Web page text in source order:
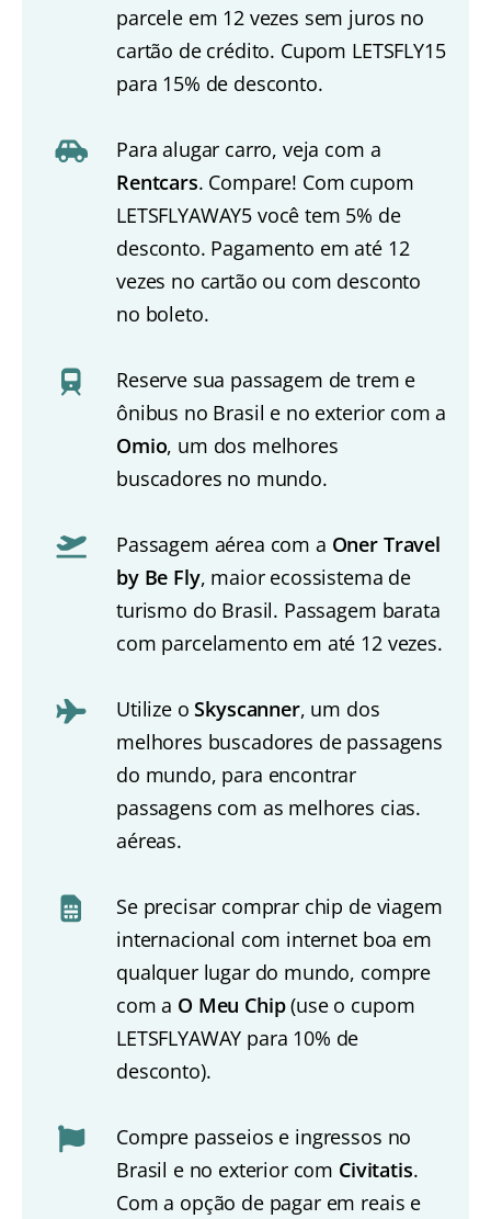
parcele em 12 vezes sem juros no
cartão de crédito. Cupom LETSFLY15
para 15% de desconto.
Para alugar carro, veja com a
Rentcars. Compare! Com cupom
LETSFLYAWAY5 você tem 5% de
desconto. Pagamento em até 12
vezes no cartão ou com desconto
no boleto.
Reserve sua passagem de trem e
ônibus no Brasil e no exterior com a
Omio, um dos melhores
buscadores no mundo.
Passagem aérea com a Oner Travel
by Be Fly, maior ecossistema de
turismo do Brasil. Passagem barata
com parcelamento em até 12 vezes.
Utilize oSkyscanner, um dos
melhores buscadores de passagens
do mundo, para encontrar
passagens com as melhores cias.
aéreas.
Se precisar comprar chip de viagem
internacional com internet boa em
qualquer lugar do mundo, compre
com a O Meu Chip(use o cupom
LETSFLYAWAY para 10% de
desconto).
Compre passeios e ingressos no
Brasil e no exterior com Civitatis.
Com a opção de pagar em reais e